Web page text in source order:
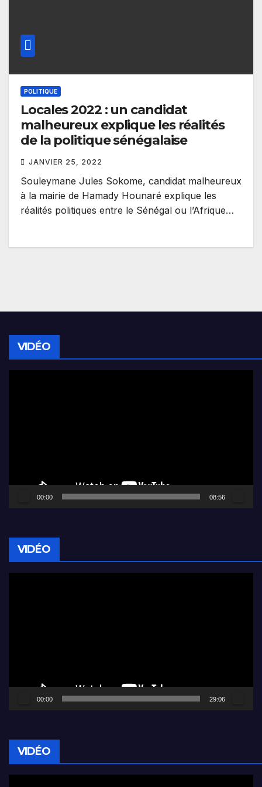
POLITIQUE
Locales 2022 : un candidat
malheureux explique les réalités
de la politique sénégalaise
JANVIER 25, 2022
Souleymane Jules Sokome, candidat malheureux
à la mairie de Hamady Hounaré explique les
réalités politiques entre le Sénégal ou l’Afrique…
VIDÉO
00:00 08:56
VIDÉO
00:00 29:06
VIDÉO